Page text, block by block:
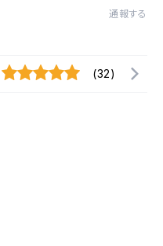
通報する
(32)